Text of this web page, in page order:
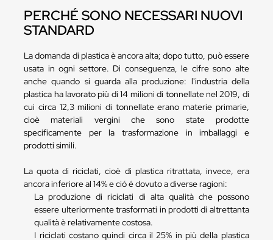
PERCHÉ SONO NECESSARI NUOVI
STANDARD
La domanda di plastica è ancora alta; dopo tutto, può essere
usata in ogni settore. Di conseguenza, le cifre sono alte
anche quando si guarda alla produzione: l'industria della
plastica ha lavorato più di 14 milioni di tonnellate nel 2019, di
cui circa 12,3 milioni di tonnellate erano materie primarie,
cioè materiali vergini che sono state prodotte
specificamente per la trasformazione in imballaggi e
prodotti simili.
La quota di riciclati, cioè di plastica ritrattata, invece, era
ancora inferiore al 14% e ció é dovuto a diverse ragioni:
La produzione di riciclati di alta qualità che possono
essere ulteriormente trasformati in prodotti di altrettanta
qualità è relativamente costosa.
I riciclati costano quindi circa il 25% in più della plastica